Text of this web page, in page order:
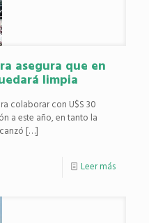
asegura que en
limpia
colaborar con U$S 30
a este año, en tanto la
[…]
Leer más